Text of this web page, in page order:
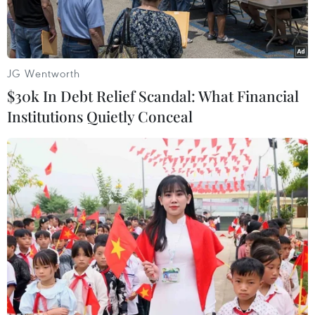
Nghiên cứu cho thấy ăn nhiều hạt, đậu và ngũ cốc nguyên cám
sẽ tốt hơn cho sức khỏe. (Ảnh: iStock)
Mới đây, một phân tích được công bố trên Tạp
chí BMC Medicine, dựa trên dữ liệu từ 37
nghiên cứu, đã chứng minh rằng việc hạn chế
JG Wentworth
$30k In Debt Relief Scandal: What Financial
Institutions Quietly Conceal